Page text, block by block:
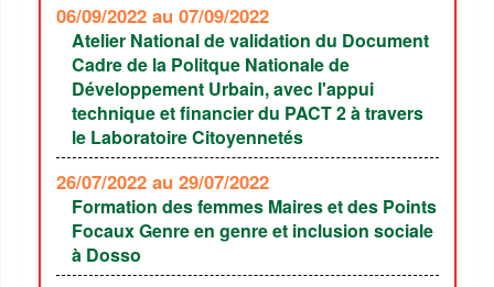
06/09/2022 au 07/09/2022
Atelier National de validation du Document
Cadre de la Politque Nationale de
Développement Urbain, avec l'appui
technique et financier du PACT 2 à travers
le Laboratoire Citoyennetés
26/07/2022 au 29/07/2022
Formation des femmes Maires et des Points
Focaux Genre en genre et inclusion sociale
à Dosso